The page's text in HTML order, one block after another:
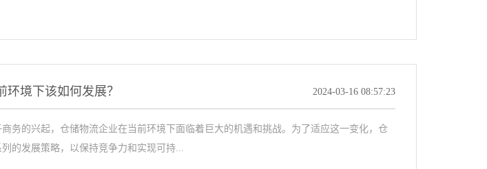
境下该如何发展？ 2024-03-16 08:57:23
务的兴起，仓储物流企业在当前环境下面临着巨大的机遇和挑战。为了适应这一变化，仓
的发展策略，以保持竞争力和实现可持...